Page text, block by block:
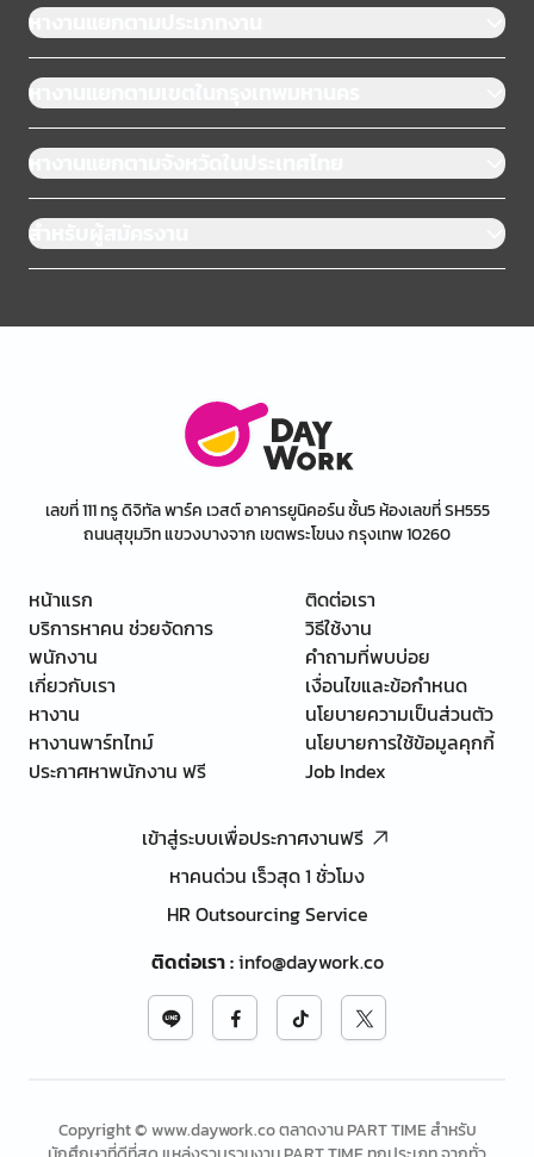
หางานแยกตามประเภทงาน
หางานแยกตามเขตในกรุงเทพมหานคร
หางานแยกตามจังหวัดในประเทศไทย
สำหรับผู้สมัครงาน
เลขที่ 111 ทรู ดิจิทัล พาร์ค เวสต์ อาคารยูนิคอร์น ชั้น5 ห้องเลขที่ SH555
ถนนสุขุมวิท แขวงบางจาก เขตพระโขนง กรุงเทพ 10260
หน้าแรก
บริการหาคน ช่วยจัดการ
พนักงาน
เกี่ยวกับเรา
หางาน
หางานพาร์ทไทม์
ประกาศหาพนักงาน ฟรี
ติดต่อเรา
วิธีใช้งาน
คำถามที่พบบ่อย
เงื่อนไขและข้อกำหนด
นโยบายความเป็นส่วนตัว
นโยบายการใช้ข้อมูลคุกกี้
Job Index
เข้าสู่ระบบเพื่อประกาศงานฟรี
หาคนด่วน เร็วสุด 1 ชั่วโมง
HR Outsourcing Service
ติดต่อเรา:info@daywork.co
Copyright © www.daywork.co ตลาดงาน PART TIME สำหรับ